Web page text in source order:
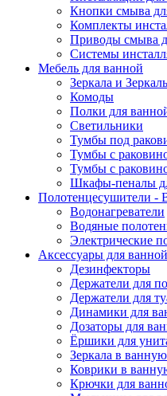
Кнопки смыва
Комплекты
Приводы смыва
Системы
Мебель для ванной
Зеркала и
Комоды
Полки для
Светильники
Тумбы под
Тумбы с
Тумбы с
Шкафы-пеналы
Полотенцесушители -
Водонагреватели
Водяные
Электрические
Аксессуары для ванной
Дезинфекторы
Держатели для
Держатели для
Динамики для
Дозаторы для
Ёршики для
Зеркала в
Коврики в
Крючки для